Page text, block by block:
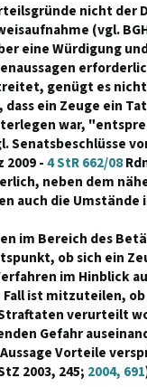
nicht
(vgl.
eine Würdigung
genügt es
ein Zeuge ein
war,
Senatsbeschlüsse
2009 -4 StR 662/08
neben dem
auch die
im Bereich des
ob sich ein
im Hinblick
Fall ist mitzuteilen,
verurteilt
Gefahr
Vorteile
2003, 245; 2004, 691